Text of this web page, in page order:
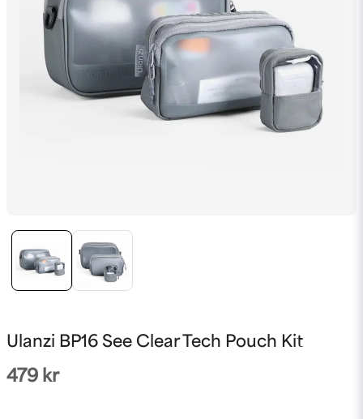
Ulanzi BP16 See Clear Tech Pouch Kit
479 kr